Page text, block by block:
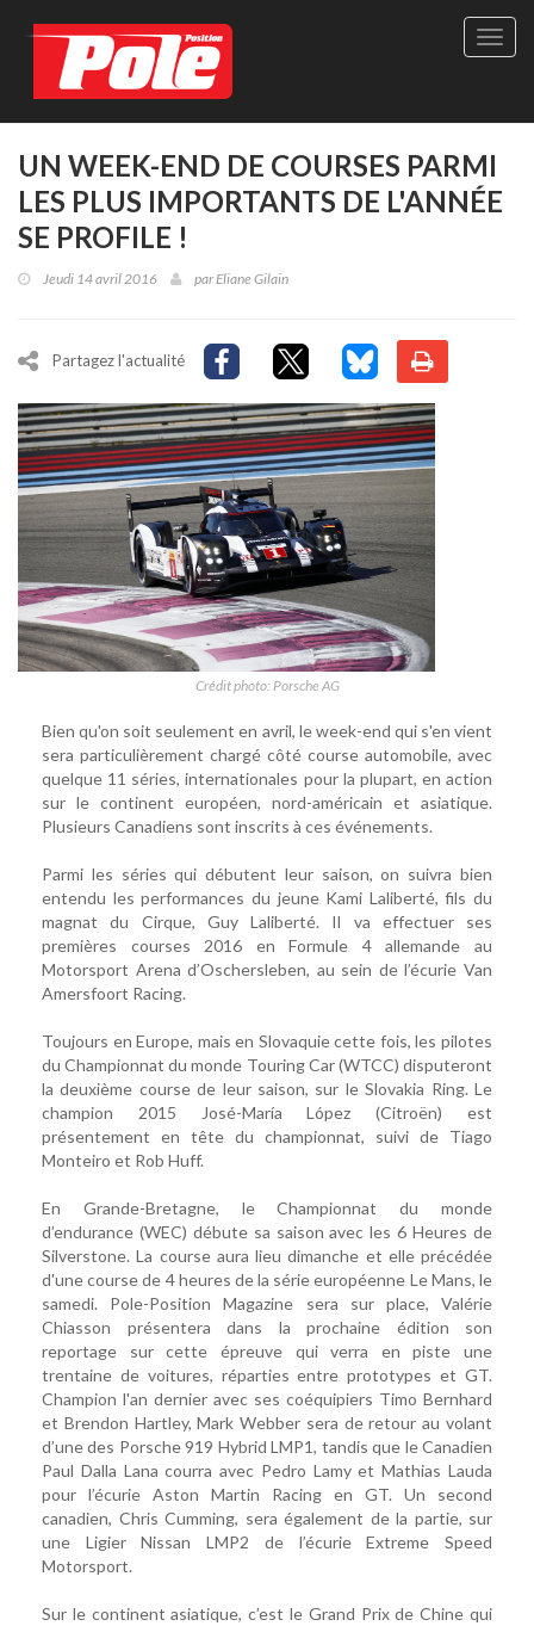
Site
-
Le
UN WEEK-END DE COURSES PARMI
LES PLUS IMPORTANTS DE L'ANNÉE
SE PROFILE !
Jeudi 14 avril 2016 parEliane Gilain
Partagez l'actualité
Crédit photo: Porsche AG
Bien qu'on soit seulement en avril, le week-end qui s'en vient
sera particulièrement chargé côté course automobile, avec
quelque 11 séries, internationales pour la plupart, en action
sur le continent européen, nord-américain et asiatique.
Plusieurs Canadiens sont inscrits à ces événements.
Parmi les séries qui débutent leur saison, on suivra bien
entendu les performances du jeune Kami Laliberté, fils du
magnat du Cirque, Guy Laliberté. Il va effectuer ses
premières courses 2016 en Formule 4 allemande au
Motorsport Arena d’Oschersleben, au sein de l’écurie Van
Amersfoort Racing.
Toujours en Europe, mais en Slovaquie cette fois, les pilotes
du Championnat du monde Touring Car (WTCC) disputeront
la deuxième course de leur saison, sur le Slovakia Ring. Le
champion 2015 José-María López (Citroën) est
présentement en tête du championnat, suivi de Tiago
Monteiro et Rob Huff.
En Grande-Bretagne, le Championnat du monde
d’endurance (WEC) débute sa saison avec les 6 Heures de
Silverstone. La course aura lieu dimanche et elle précédée
d'une course de 4 heures de la série européenne Le Mans, le
samedi. Pole-Position Magazine sera sur place, Valérie
Chiasson présentera dans la prochaine édition son
reportage sur cette épreuve qui verra en piste une
trentaine de voitures, réparties entre prototypes et GT.
Champion l'an dernier avec ses coéquipiers Timo Bernhard
et Brendon Hartley, Mark Webber sera de retour au volant
d’une des Porsche 919 Hybrid LMP1, tandis que le Canadien
Paul Dalla Lana courra avec Pedro Lamy et Mathias Lauda
pour l’écurie Aston Martin Racing en GT. Un second
canadien, Chris Cumming, sera également de la partie, sur
une Ligier Nissan LMP2 de l’écurie Extreme Speed
Motorsport.
Sur le continent asiatique, c’est le Grand Prix de Chine qui